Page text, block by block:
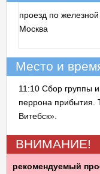
проезд по
Москва
Место и
11:10 Сбор группы
перрона прибытия.
Витебск».
ВНИМАНИЕ!
рекомендуемый